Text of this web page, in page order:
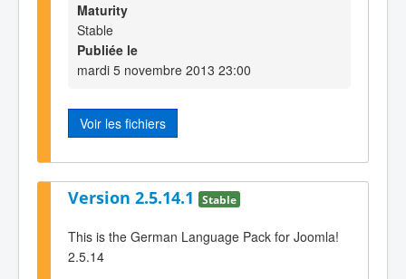
Maturity
Stable
Publiée le
mardi 5 novembre 2013 23:00
Voir les fichiers
Version 2.5.14.1 Stable
This is the German Language Pack for Joomla!
2.5.14